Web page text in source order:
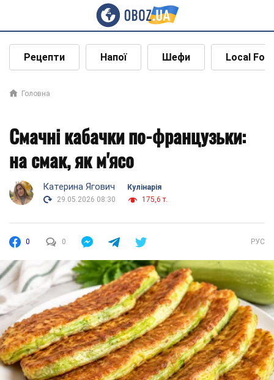
Рецепти Напої Шефи Local
Головна
Смачні кабачки по-французьки:
на смак, як м'ясо
Катерина Ягович
Кулінарія
29.05.2026 08:30
175,6 т.
0 0 РУС